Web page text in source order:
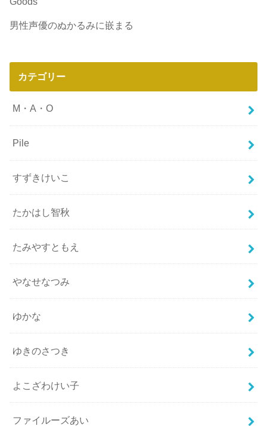
男性声優のぬかるみに嵌まる
カテゴリー
M・A・O
Pile
すずきけいこ
たかはし智秋
たみやすともえ
やなせなつみ
ゆかな
ゆきのさつき
よこざわけい子
ファイルーズあい